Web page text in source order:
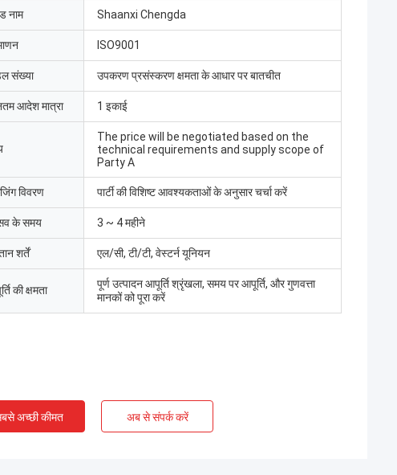
के लिए चेंगदा इंजीनियरों के
किया,चीन और पाकिस्तान के
नाम Shaanxi Chengda
ISO9001
संख्या उपकरण प्रसंस्करण क्षमता के आधार पर बातचीत
आदेश मात्रा 1 इकाई
The price will be negotiated based on the
technical requirements and supply scope of
Party A
विवरण पार्टी की विशिष्ट आवश्यकताओं के अनुसार चर्चा करें
के समय 3 ~ 4 महीने
शर्तें एल/सी, टी/टी, वेस्टर्न यूनियन
की क्षमता
पूर्ण उत्पादन आपूर्ति श्रृंखला, समय पर आपूर्ति, और गुणवत्ता
मानकों को पूरा करें
अच्छी कीमत अब से संपर्क करें